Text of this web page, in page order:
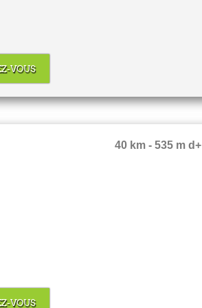
VOUS
40 km - 535 m d+
VOUS